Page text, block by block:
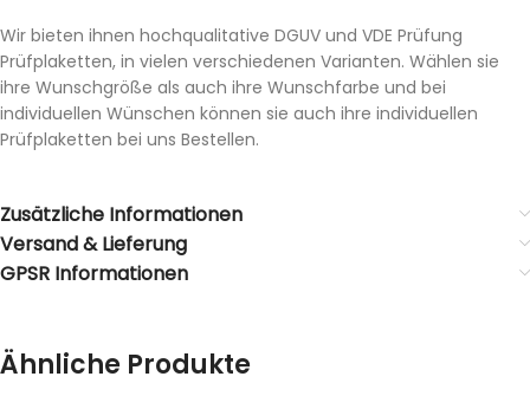
Wir bieten ihnen hochqualitative DGUV und VDE Prüfung
Prüfplaketten, in vielen verschiedenen Varianten. Wählen sie
ihre Wunschgröße als auch ihre Wunschfarbe und bei
individuellen Wünschen können sie auch ihre individuellen
Prüfplaketten bei uns Bestellen.
Zusätzliche Informationen
Versand & Lieferung
GPSR Informationen
Ähnliche Produkte